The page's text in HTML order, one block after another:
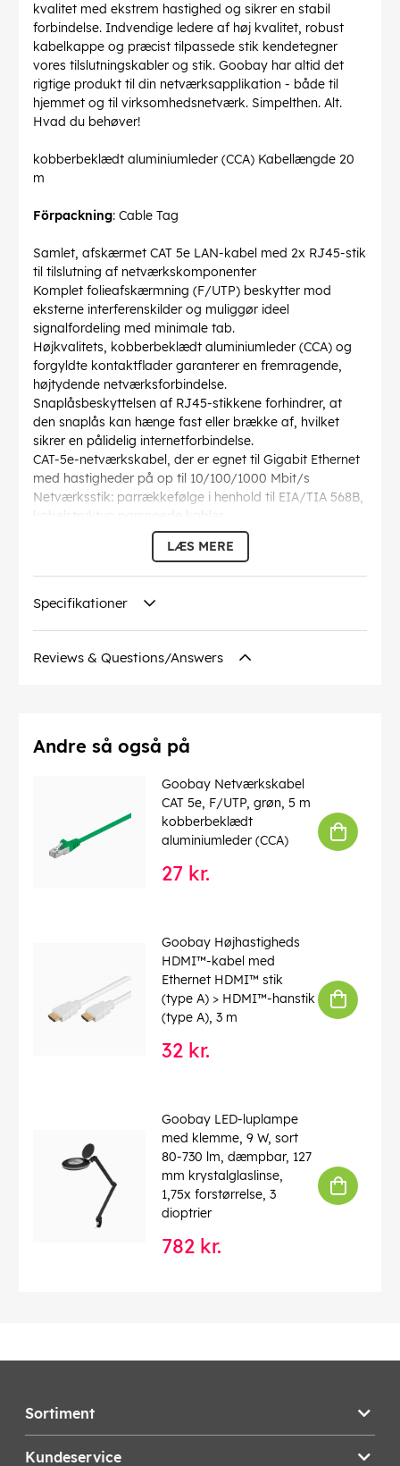
kvalitet med ekstrem hastighed og sikrer en stabil
forbindelse. Indvendige ledere af høj kvalitet, robust
kabelkappe og præcist tilpassede stik kendetegner
vores tilslutningskabler og stik. Goobay har altid det
rigtige produkt til din netværksapplikation - både til
hjemmet og til virksomhedsnetværk. Simpelthen. Alt.
Hvad du behøver!
kobberbeklædt aluminiumleder (CCA) Kabellængde 20
m
Förpackning: Cable Tag
Samlet, afskærmet CAT 5e LAN-kabel med 2x RJ45-stik
til tilslutning af netværkskomponenter
Komplet folieafskærmning (F/UTP) beskytter mod
eksterne interferenskilder og muliggør ideel
signalfordeling med minimale tab.
Højkvalitets, kobberbeklædt aluminiumleder (CCA) og
forgyldte kontaktflader garanterer en fremragende,
højtydende netværksforbindelse.
Snaplåsbeskyttelsen af RJ45-stikkene forhindrer, at
den snaplås kan hænge fast eller brække af, hvilket
sikrer en pålidelig internetforbindelse.
CAT-5e-netværkskabel, der er egnet til Gigabit Ethernet
med hastigheder på op til 10/100/1000 Mbit/s
Netværksstik: parrækkefølge i henhold til EIA/TIA 568B,
kabelstruktur: parsnoede kabler
Længden af Ethernetkablet er angivet på den
overstøbte, slanke bøjningsbeskyttelsesmuffe på det
lige stik.
Bøjningsradius >
: 46.4 mm
Specifikation: CAT 5e
Afskærmning klasse: F/UTP
Driftstemperatur op til: 40 °C
Driftstemperatur fra
: 0 °C
: 100 MHz
: tosidet
: Rundkabel
Materiale kabelkappe: PVC
Inder leder materiale
: CCA (kobberbeklædt aluminium)
LÆS MERE
Specifikationer
Reviews & Questions/Answers
Andre så også på
Goobay Netværkskabel
CAT 5e, F/UTP, grøn, 5 m
kobberbeklædt
aluminiumleder (CCA)
27 kr.
Goobay Højhastigheds
HDMI™-kabel med
Ethernet HDMI™ stik
(type A) > HDMI™-hanstik
(type A), 3 m
32 kr.
Goobay LED-luplampe
med klemme, 9 W, sort
80-730 lm, dæmpbar, 127
mm krystalglaslinse,
1,75x forstørrelse, 3
dioptrier
782 kr.
Sortiment
Kundeservice